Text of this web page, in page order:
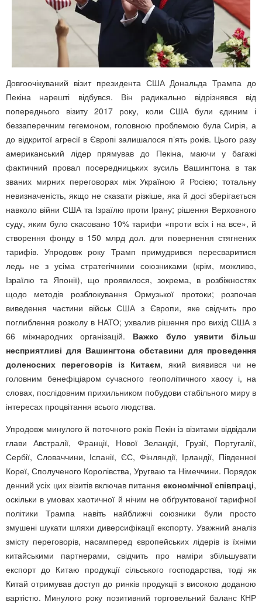
Довгоочікуваний візит президента США Дональда Трампа до
Пекіна нарешті відбувся. Він радикально відрізнявся від
попереднього візиту 2017 року, коли США були єдиним і
беззаперечним гегемоном, головною проблемою була Сирія, а
до відкритої агресії в Європі залишалося пʼять років. Цього разу
американський лідер прямував до Пекіна, маючи у багажі
фактичний провал посередницьких зусиль Вашингтона в так
званих мирних переговорах між Україною й Росією; тотальну
невизначеність, якщо не сказати різкіше, яка й досі зберігається
навколо війни США та Ізраїлю проти Ірану; рішення Верховного
суду, яким було скасовано 10% тарифи «проти всіх і на все», й
створення фонду в 150 млрд дол. для повернення стягнених
тарифів. Упродовж року Трамп примудрився пересваритися
ледь не з усіма стратегічними союзниками (крім, можливо,
Ізраїлю та Японії), що проявилося, зокрема, в розбіжностях
щодо методів розблокування Ормузької протоки; розпочав
виведення частини військ США з Європи, яке свідчить про
поглиблення розколу в НАТО; ухвалив рішення про вихід США з
66 міжнародних організацій. Важко було уявити більш
несприятливі для Вашингтона обставини для проведення
доленосних переговорів із Китаєм, який виявився чи не
головним бенефіціаром сучасного геополітичного хаосу і, на
словах, послідовним прихильником побудови стабільного миру в
інтересах процвітання всього людства.
Упродовж минулого й поточного років Пекін із візитами відвідали
глави Австралії, Франції, Нової Зеландії, Грузії, Португалії,
Сербії, Словаччини, Іспанії, ЄС, Фінляндії, Ірландії, Південної
Кореї, Сполученого Королівства, Уругваю та Німеччини. Порядок
денний усіх цих візитів включав питання економічної співпраці,
оскільки в умовах хаотичної й нічим не обґрунтованої тарифної
політики Трампа навіть найближчі союзники були просто
змушені шукати шляхи диверсифікації експорту. Уважний аналіз
змісту переговорів, насамперед європейських лідерів із їхніми
китайськими партнерами, свідчить про наміри збільшувати
експорт до Китаю продукції сільського господарства, тоді як
Китай отримував доступ до ринків продукції з високою доданою
вартістю. Минулого року позитивний торговельний баланс КНР